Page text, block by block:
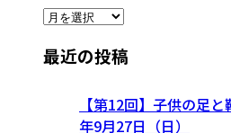
ア
カ
最近の投稿
【第12回】子供の足
年9月27日（日）